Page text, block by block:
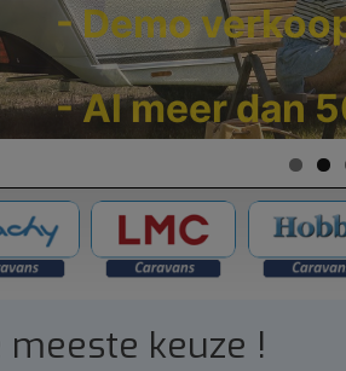
- Demo
- Al meer dan
keuze !